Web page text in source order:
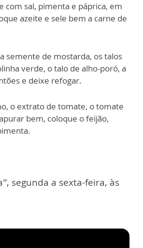
com sal, pimenta e páprica, em
azeite e sele bem a carne de
semente de mostarda, os talos
verde, o talo de alho-poró, a
e deixe refogar.
o extrato de tomate, o tomate
bem, coloque o feijão,
segunda a sexta-feira, às